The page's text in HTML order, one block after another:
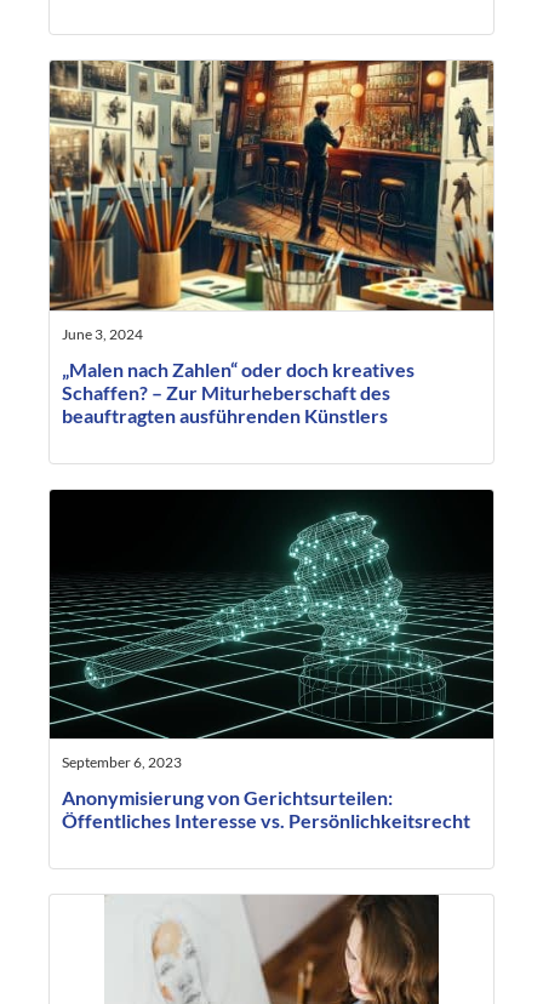
June 3, 2024
„Malen nach Zahlen“ oder doch kreatives
Schaffen? – Zur Miturheberschaft des
beauftragten ausführenden Künstlers
September 6, 2023
Anonymisierung von Gerichtsurteilen:
Öffentliches Interesse vs. Persönlichkeitsrecht